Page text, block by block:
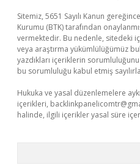
Sitemiz, 5651 Sayılı Kanun
Kurumu (BTK) tarafından
vermektedir. Bu nedenle, sitedeki
veya araştırma yükümlülüğümüz
yazdıkları içeriklerin
bu sorumluluğu kabul etmiş
Hukuka ve yasal düzenlemelere
içerikleri,
halinde, ilgili içerikler yasal süre